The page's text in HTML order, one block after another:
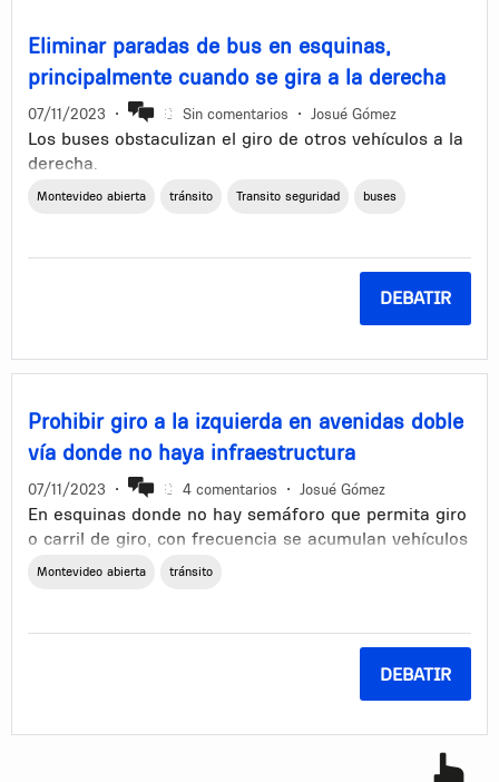
Eliminar paradas de bus en esquinas,
principalmente cuando se gira a la derecha
07/11/2023 • Sin comentarios • Josué Gómez
Los buses obstaculizan el giro de otros vehículos a la
derecha.
Montevideo abierta tránsito Transito seguridad buses
DEBATIR
Prohibir giro a la izquierda en avenidas doble
vía donde no haya infraestructura
07/11/2023 • 4 comentarios • Josué Gómez
En esquinas donde no hay semáforo que permita giro
o carril de giro, con frecuencia se acumulan vehículos
esperando paso para poder girar a la izquierda
Montevideo abierta tránsito
DEBATIR